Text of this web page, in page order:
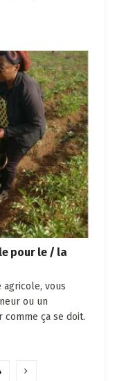
pour le / la
agricole, vous
ou un
ça se doit.